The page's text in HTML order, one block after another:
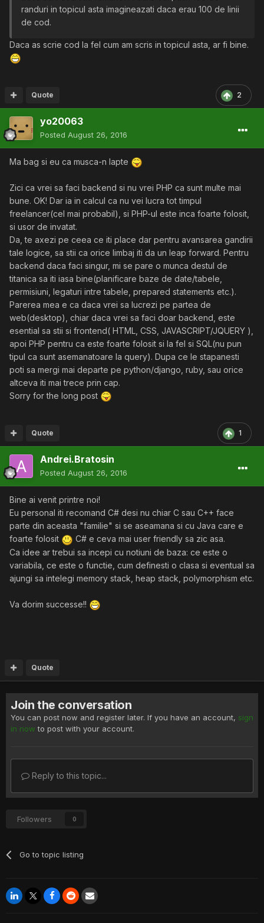
randuri in topicul asta imagineazati daca erau 100 de linii
de cod.
Daca as scrie cod la fel cum am scris in topicul asta, ar fi bine.
2
Quote
yo20063
Posted August 26, 2016
Ma bag si eu ca musca-n lapte
Zici ca vrei sa faci backend si nu vrei PHP ca sunt multe mai
bune. OK! Dar ia in calcul ca nu vei lucra tot timpul
freelancer(cel mai probabil), si PHP-ul este inca foarte folosit,
si usor de invatat.
Da, te axezi pe ceea ce iti place dar pentru avansarea gandirii
tale logice, sa stii ca orice limbaj iti da un leap forward. Pentru
backend daca faci singur, mi se pare o munca destul de
titanica sa iti iasa bine(planificare baze de date/tabele,
permisiuni, legaturi intre tabele, prepared statements etc.).
Parerea mea e ca daca vrei sa lucrezi pe partea de
web(desktop), chiar daca vrei sa faci doar backend, este
esential sa stii si frontend( HTML, CSS, JAVASCRIPT/JQUERY ),
apoi PHP pentru ca este foarte folosit si la fel si SQL(nu pun
tipul ca sunt asemanatoare la query). Dupa ce le stapanesti
poti sa mergi mai departe pe python/django, ruby, sau orice
altceva iti mai trece prin cap.
Sorry for the long post
1
Quote
Andrei.Bratosin
Posted August 26, 2016
Bine ai venit printre noi!
Eu personal iti recomand C# desi nu chiar C sau C++ face
parte din aceasta "familie" si se aseamana si cu Java care e
foarte folosit
C# e ceva mai user friendly sa zic asa.
Ca idee ar trebui sa incepi cu notiuni de baza: ce este o
variabila, ce este o functie, cum definesti o clasa si eventual sa
ajungi sa intelegi memory stack, heap stack, polymorphism etc.
Va dorim successe!!
Quote
Join the conversation
You can post now and register later. If you have an account, sign
in now to post with your account.
Reply to this topic...
Followers 0
Go to topic listing